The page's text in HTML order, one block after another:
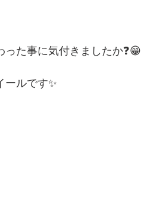
った事に気付きましたか❓😁
ールです✨